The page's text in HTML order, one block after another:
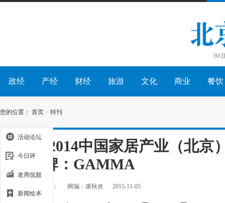
政经 产经 财经 旅游 文化 商业 餐饮
您的位置： 首页 > 特刊
2013-2014中国家居产业（北京
居品牌：GAMMA
作者： 网编：康秋炎 2015-11-05
活动论坛
今日评
老周侃股
新闻绘本